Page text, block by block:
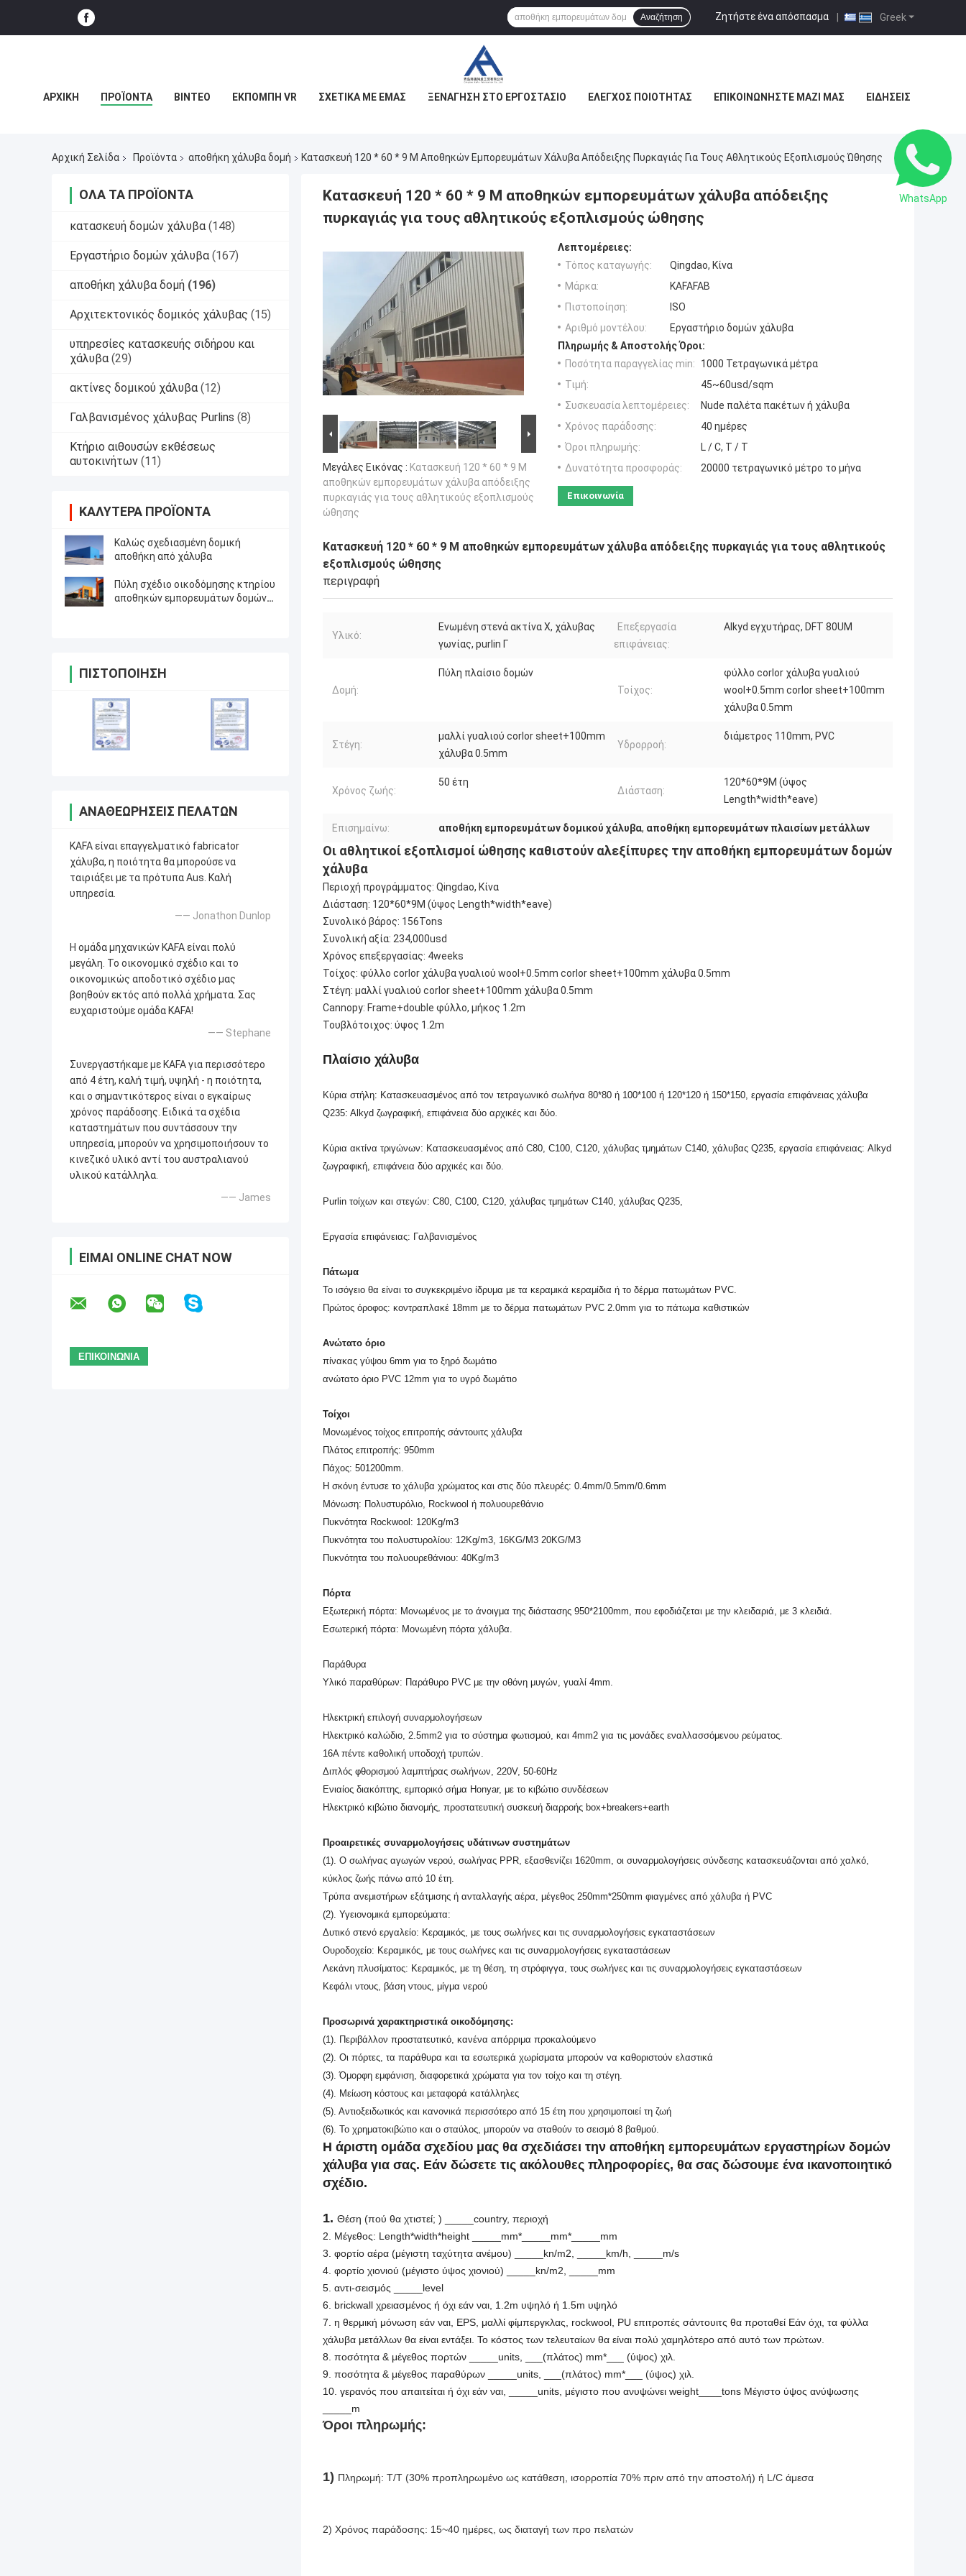
Greek
Ζητήστε ένα απόσπασμα |
Αναζήτηση
ΑΡΧΙΚΉ ΠΡΟΪΌΝΤΑ ΒΊΝΤΕΟ ΕΚΠΟΜΠΉ VR ΣΧΕΤΙΚΆ ΜΕ ΕΜΆΣ ΞΕΝΆΓΗΣΗ ΣΤΟ ΕΡΓΟΣΤΆΣΙΟ ΈΛΕΓΧΟΣ ΠΟΙΌΤΗΤΑΣ ΕΠΙΚΟΙΝΩΝΉΣΤΕ ΜΑΖΊ ΜΑΣ ΕΙΔΉΣΕΙΣ
Αρχική Σελίδα Προϊόντα αποθήκη χάλυβα δομή Κατασκευή 120 * 60 * 9 Μ Αποθηκών Εμπορευμάτων Χάλυβα Απόδειξης Πυρκαγιάς Για Τους Αθλητικούς Εξοπλισμούς Ώθησης
ΌΛΑ ΤΑ ΠΡΟΪΌΝΤΑ
κατασκευή δομών χάλυβα (148)
Εργαστήριο δομών χάλυβα (167)
αποθήκη χάλυβα δομή (196)
Αρχιτεκτονικός δομικός χάλυβας (15)
υπηρεσίες κατασκευής σιδήρου και
χάλυβα (29)
ακτίνες δομικού χάλυβα (12)
Γαλβανισμένος χάλυβας Purlins (8)
Κτήριο αιθουσών εκθέσεως
αυτοκινήτων (11)
ΚΑΛΎΤΕΡΑ ΠΡΟΪΌΝΤΑ
Καλώς σχεδιασμένη δομική
αποθήκη από χάλυβα
Πύλη σχέδιο οικοδόμησης κτηρίου
αποθηκών εμπορευμάτων δομών
ΠΙΣΤΟΠΟΊΗΣΗ
ΑΝΑΘΕΩΡΉΣΕΙΣ ΠΕΛΑΤΏΝ
KAFA είναι επαγγελματικό fabricator
χάλυβα, η ποιότητα θα μπορούσε να
ταιριάξει με τα πρότυπα Aus. Καλή
υπηρεσία.
—— Jonathon Dunlop
Η ομάδα μηχανικών KAFA είναι πολύ
μεγάλη. Το οικονομικό σχέδιο και το
οικονομικώς αποδοτικό σχέδιο μας
βοηθούν εκτός από πολλά χρήματα. Σας
ευχαριστούμε ομάδα KAFA!
—— Stephane
Συνεργαστήκαμε με KAFA για περισσότερο
από 4 έτη, καλή τιμή, υψηλή - η ποιότητα,
και ο σημαντικότερος είναι ο εγκαίρως
χρόνος παράδοσης. Ειδικά τα σχέδια
καταστημάτων που συντάσσουν την
υπηρεσία, μπορούν να χρησιμοποιήσουν το
κινεζικό υλικό αντί του αυστραλιανού
υλικού κατάλληλα.
—— James
ΕΊΜΑΙ ONLINE CHAT NOW
Κατασκευή 120 * 60 * 9 Μ αποθηκών εμπορευμάτων χάλυβα απόδειξης
πυρκαγιάς για τους αθλητικούς εξοπλισμούς ώθησης
Μεγάλες Εικόνας : Κατασκευή 120 * 60 * 9 Μ
αποθηκών εμπορευμάτων χάλυβα απόδειξης
πυρκαγιάς για τους αθλητικούς εξοπλισμούς
ώθησης
Λεπτομέρειες:
Τόπος καταγωγής:
Qingdao, Κίνα
Μάρκα:
KAFAFAB
Πιστοποίηση:
ISO
Αριθμό μοντέλου:
Εργαστήριο δομών χάλυβα
Πληρωμής & Αποστολής Όροι:
Ποσότητα παραγγελίας min:
1000 Τετραγωνικά μέτρα
Τιμή:
45~60usd/sqm
Συσκευασία λεπτομέρειες:
Nude παλέτα πακέτων ή χάλυβα
Χρόνος παράδοσης:
40 ημέρες
Όροι πληρωμής:
L / C, T / T
Δυνατότητα προσφοράς:
20000 τετραγωνικό μέτρο το μήνα
Επικοινωνία
Κατασκευή 120 * 60 * 9 Μ αποθηκών εμπορευμάτων χάλυβα απόδειξης πυρκαγιάς για τους αθλητικούς
εξοπλισμούς ώθησης
περιγραφή
Υλικό:
Ενωμένη στενά ακτίνα Χ, χάλυβας
γωνίας, purlin Γ
Επεξεργασία
επιφάνειας:
Alkyd εγχυτήρας, DFT 80UM
Δομή:
Πύλη πλαίσιο δομών
Τοίχος:
φύλλο corlor χάλυβα γυαλιού
wool+0.5mm corlor sheet+100mm
χάλυβα 0.5mm
Στέγη:
μαλλί γυαλιού corlor sheet+100mm
χάλυβα 0.5mm
Υδρορροή:
διάμετρος 110mm, PVC
Χρόνος ζωής:
50 έτη
Διάσταση:
120*60*9M (ύψος
Length*width*eave)
Επισημαίνω: αποθήκη εμπορευμάτων δομικού χάλυβα, αποθήκη εμπορευμάτων πλαισίων μετάλλων
Οι αθλητικοί εξοπλισμοί ώθησης καθιστούν αλεξίπυρες την αποθήκη εμπορευμάτων δομών
χάλυβα
Περιοχή προγράμματος: Qingdao, Κίνα
Διάσταση: 120*60*9M (ύψος Length*width*eave)
Συνολικό βάρος: 156Tons
Συνολική αξία: 234,000usd
Χρόνος επεξεργασίας: 4weeks
Τοίχος: φύλλο corlor χάλυβα γυαλιού wool+0.5mm corlor sheet+100mm χάλυβα 0.5mm
Στέγη: μαλλί γυαλιού corlor sheet+100mm χάλυβα 0.5mm
Cannopy: Frame+double φύλλο, μήκος 1.2m
Τουβλότοιχος: ύψος 1.2m
Πλαίσιο χάλυβα
Κύρια στήλη: Κατασκευασμένος από τον τετραγωνικό σωλήνα 80*80 ή 100*100 ή 120*120 ή 150*150, εργασία επιφάνειας χάλυβα
Q235: Alkyd ζωγραφική, επιφάνεια δύο αρχικές και δύο.
Κύρια ακτίνα τριγώνων: Κατασκευασμένος από C80, C100, C120, χάλυβας τμημάτων C140, χάλυβας Q235, εργασία επιφάνειας: Alkyd
ζωγραφική, επιφάνεια δύο αρχικές και δύο.
Purlin τοίχων και στεγών: C80, C100, C120, χάλυβας τμημάτων C140, χάλυβας Q235,
Εργασία επιφάνειας: Γαλβανισμένος
Πάτωμα
Το ισόγειο θα είναι το συγκεκριμένο ίδρυμα με τα κεραμικά κεραμίδια ή το δέρμα πατωμάτων PVC.
Πρώτος όροφος: κοντραπλακέ 18mm με το δέρμα πατωμάτων PVC 2.0mm για το πάτωμα καθιστικών
Ανώτατο όριο
πίνακας γύψου 6mm για το ξηρό δωμάτιο
ανώτατο όριο PVC 12mm για το υγρό δωμάτιο
Τοίχοι
Μονωμένος τοίχος επιτροπής σάντουιτς χάλυβα
Πλάτος επιτροπής: 950mm
Πάχος: 501200mm.
Η σκόνη έντυσε το χάλυβα χρώματος και στις δύο πλευρές: 0.4mm/0.5mm/0.6mm
Μόνωση: Πολυστυρόλιο, Rockwool ή πολυουρεθάνιο
Πυκνότητα Rockwool: 120Kg/m3
Πυκνότητα του πολυστυρολίου: 12Kg/m3, 16KG/M3 20KG/M3
Πυκνότητα του πολυουρεθάνιου: 40Kg/m3
Πόρτα
Εξωτερική πόρτα: Μονωμένος με το άνοιγμα της διάστασης 950*2100mm, που εφοδιάζεται με την κλειδαριά, με 3 κλειδιά.
Εσωτερική πόρτα: Μονωμένη πόρτα χάλυβα.
Παράθυρα
Υλικό παραθύρων: Παράθυρο PVC με την οθόνη μυγών, γυαλί 4mm.
Ηλεκτρική επιλογή συναρμολογήσεων
Ηλεκτρικό καλώδιο, 2.5mm2 για το σύστημα φωτισμού, και 4mm2 για τις μονάδες εναλλασσόμενου ρεύματος.
16A πέντε καθολική υποδοχή τρυπών.
Διπλός φθορισμού λαμπτήρας σωλήνων, 220V, 50-60Hz
Ενιαίος διακόπτης, εμπορικό σήμα Honyar, με το κιβώτιο συνδέσεων
Ηλεκτρικό κιβώτιο διανομής, προστατευτική συσκευή διαρροής box+breakers+earth
Προαιρετικές συναρμολογήσεις υδάτινων συστημάτων
(1). Ο σωλήνας αγωγών νερού, σωλήνας PPR, εξασθενίζει 1620mm, οι συναρμολογήσεις σύνδεσης κατασκευάζονται από χαλκό,
κύκλος ζωής πάνω από 10 έτη.
Τρύπα ανεμιστήρων εξάτμισης ή ανταλλαγής αέρα, μέγεθος 250mm*250mm φιαγμένες από χάλυβα ή PVC
(2). Υγειονομικά εμπορεύματα:
Δυτικό στενό εργαλείο: Κεραμικός, με τους σωλήνες και τις συναρμολογήσεις εγκαταστάσεων
Ουροδοχείο: Κεραμικός, με τους σωλήνες και τις συναρμολογήσεις εγκαταστάσεων
Λεκάνη πλυσίματος: Κεραμικός, με τη θέση, τη στρόφιγγα, τους σωλήνες και τις συναρμολογήσεις εγκαταστάσεων
Κεφάλι ντους, βάση ντους, μίγμα νερού
Προσωρινά χαρακτηριστικά οικοδόμησης:
(1). Περιβάλλον προστατευτικό, κανένα απόρριμα προκαλούμενο
(2). Οι πόρτες, τα παράθυρα και τα εσωτερικά χωρίσματα μπορούν να καθοριστούν ελαστικά
(3). Όμορφη εμφάνιση, διαφορετικά χρώματα για τον τοίχο και τη στέγη.
(4). Μείωση κόστους και μεταφορά κατάλληλες
(5). Αντιοξειδωτικός και κανονικά περισσότερο από 15 έτη που χρησιμοποιεί τη ζωή
(6). Το χρηματοκιβώτιο και ο σταύλος, μπορούν να σταθούν το σεισμό 8 βαθμού.
Η άριστη ομάδα σχεδίου μας θα σχεδιάσει την αποθήκη εμπορευμάτων εργαστηρίων δομών
χάλυβα για σας. Εάν δώσετε τις ακόλουθες πληροφορίες, θα σας δώσουμε ένα ικανοποιητικό
σχέδιο.
1. Θέση (πού θα χτιστεί; ) _____country, περιοχή
2. Μέγεθος: Length*width*height _____mm*_____mm*_____mm
3. φορτίο αέρα (μέγιστη ταχύτητα ανέμου) _____kn/m2, _____km/h, _____m/s
4. φορτίο χιονιού (μέγιστο ύψος χιονιού) _____kn/m2, _____mm
5. αντι-σεισμός _____level
6. brickwall χρειασμένος ή όχι εάν ναι, 1.2m υψηλό ή 1.5m υψηλό
7. η θερμική μόνωση εάν ναι, EPS, μαλλί φίμπεργκλας, rockwool, PU επιτροπές σάντουιτς θα προταθεί Εάν όχι, τα φύλλα
χάλυβα μετάλλων θα είναι εντάξει. Το κόστος των τελευταίων θα είναι πολύ χαμηλότερο από αυτό των πρώτων.
8. ποσότητα & μέγεθος πορτών _____units, ___(πλάτος) mm*___ (ύψος) χιλ.
9. ποσότητα & μέγεθος παραθύρων _____units, ___(πλάτος) mm*___ (ύψος) χιλ.
10. γερανός που απαιτείται ή όχι εάν ναι, _____units, μέγιστο που ανυψώνει weight____tons Μέγιστο ύψος ανύψωσης
_____m
Όροι πληρωμής:
1) Πληρωμή: T/T (30% προπληρωμένο ως κατάθεση, ισορροπία 70% πριν από την αποστολή) ή L/C άμεσα
2) Χρόνος παράδοσης: 15~40 ημέρες, ως διαταγή των προ πελατών
WhatsApp